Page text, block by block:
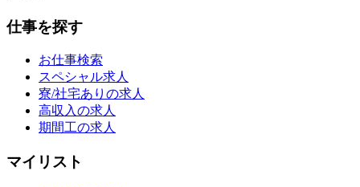
仕事を探す
お仕事検索
スペシャル求人
寮/社宅ありの求人
高収入の求人
期間工の求人
マイリスト